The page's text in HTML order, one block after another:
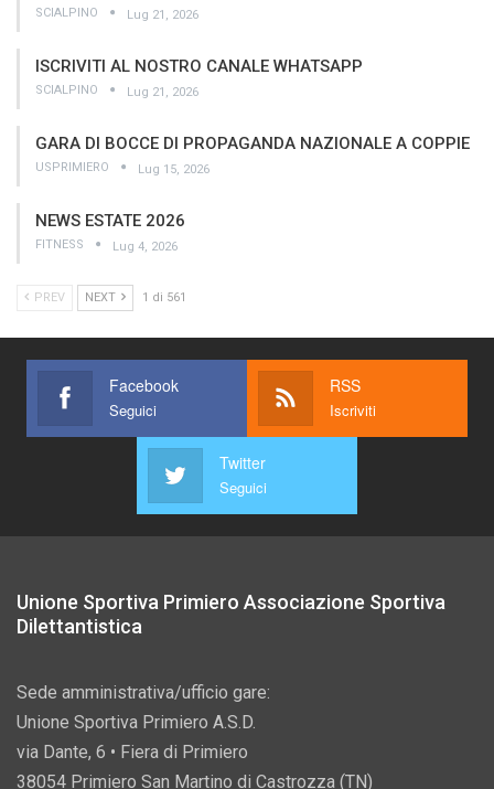
SCIALPINO Lug 21, 2026
ISCRIVITI AL NOSTRO CANALE WHATSAPP
SCIALPINO Lug 21, 2026
GARA DI BOCCE DI PROPAGANDA NAZIONALE A COPPIE
USPRIMIERO Lug 15, 2026
NEWS ESTATE 2026
FITNESS Lug 4, 2026
PREV NEXT 1 di 561
Facebook
Seguici
RSS
Iscriviti
Twitter
Seguici
Unione Sportiva Primiero Associazione Sportiva
Dilettantistica
Sede amministrativa/ufficio gare:
Unione Sportiva Primiero A.S.D.
via Dante, 6 • Fiera di Primiero
38054 Primiero San Martino di Castrozza (TN)